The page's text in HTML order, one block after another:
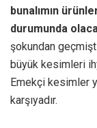
bunalımın
durumunda
şokundan
büyük kesimleri
Emekçi kesimler
karşıyadır.